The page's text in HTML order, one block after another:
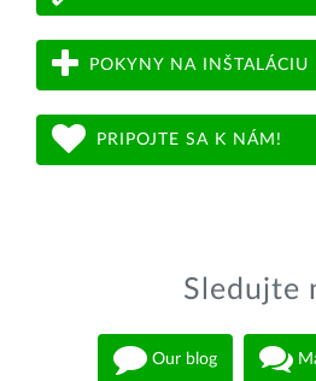
POKYNY NA INŠTALÁCIU
PRIPOJTE SA K NÁM!
Sledujte
Our blog